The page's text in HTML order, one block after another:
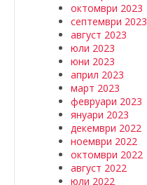
октомври 2023
септември 2023
август 2023
юли 2023
юни 2023
април 2023
март 2023
февруари 2023
януари 2023
декември 2022
ноември 2022
октомври 2022
август 2022
юли 2022